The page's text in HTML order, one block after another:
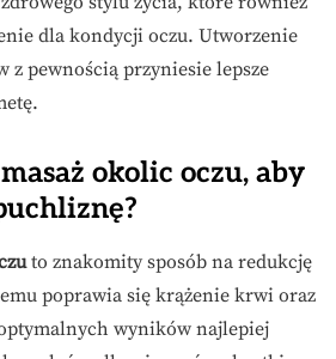
dla kondycji oczu. Utworzenie
z pewnością przyniesie lepsze
okolic oczu, aby
to znakomity sposób na redukcję
poprawia się krążenie krwi oraz
wyników najlepiej